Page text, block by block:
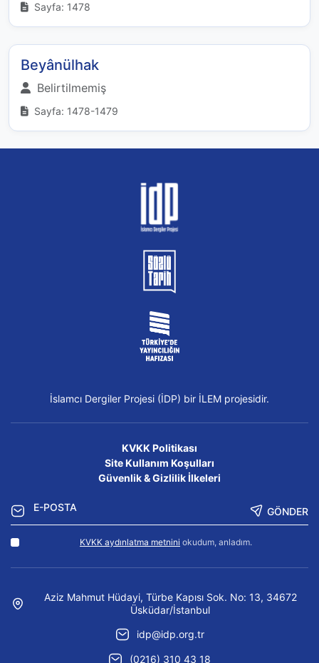
Sayfa: 1478
Beyânülhak
Belirtilmemiş
Sayfa: 1478-1479
İslamcı Dergiler Projesi (İDP) bir İLEM projesidir.
KVKK Politikası
Site Kullanım Koşulları
Güvenlik & Gizlilik İlkeleri
GÖNDER
KVKK aydınlatma metnini okudum, anladım.
Aziz Mahmut Hüdayi, Türbe Kapısı Sok. No: 13, 34672
Üsküdar/İstanbul
idp@idp.org.tr
(0216) 310 43 18